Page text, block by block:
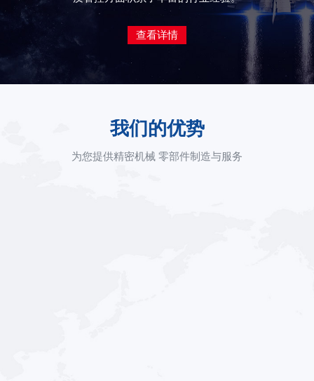
查看详情
我们的优势
为您提供精密机械 零部件制造与服务